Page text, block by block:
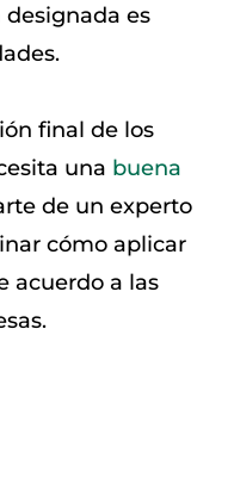
es
final de los
una buena
de un experto
cómo aplicar
acuerdo a las